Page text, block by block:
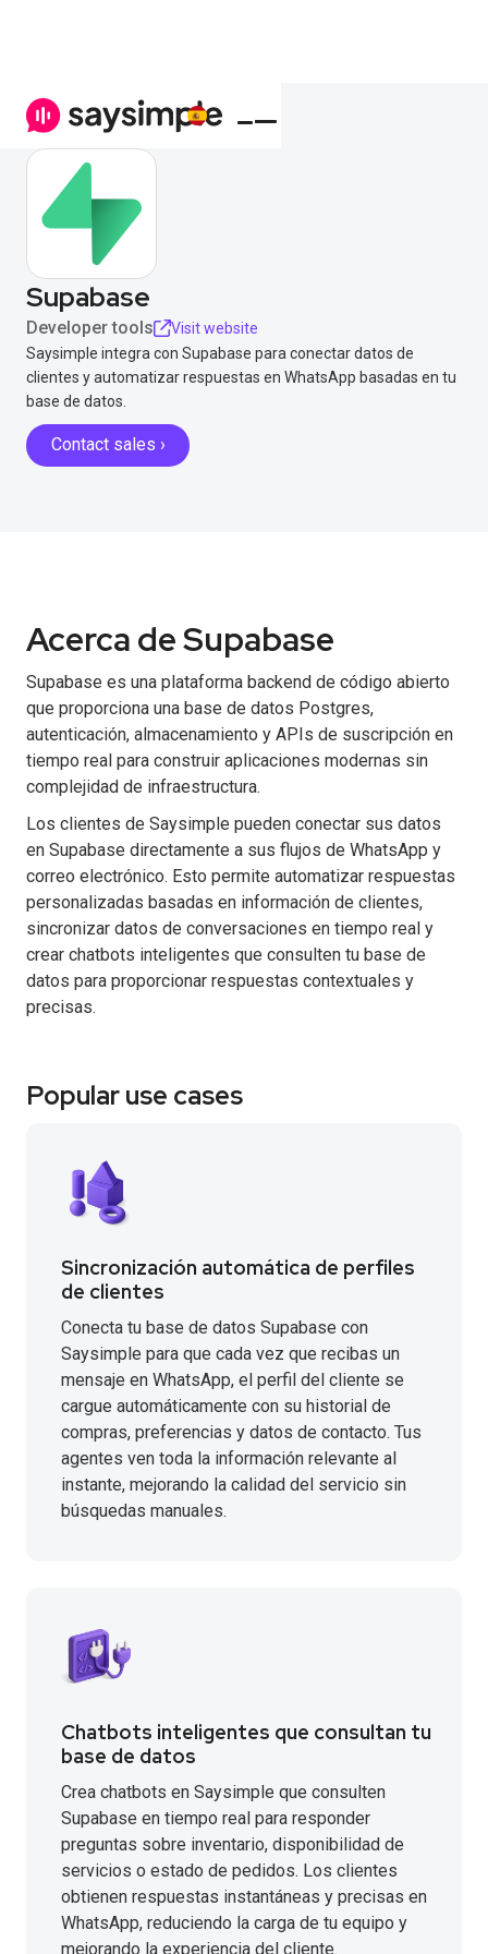
Supabase
Developer tools
Visit website
Saysimple integra con Supabase para conectar datos de
clientes y automatizar respuestas en WhatsApp basadas en tu
base de datos.
Contact sales ›
Acerca de Supabase
Supabase es una plataforma backend de código abierto
que proporciona una base de datos Postgres,
autenticación, almacenamiento y APIs de suscripción en
tiempo real para construir aplicaciones modernas sin
complejidad de infraestructura.
Los clientes de Saysimple pueden conectar sus datos
en Supabase directamente a sus flujos de WhatsApp y
correo electrónico. Esto permite automatizar respuestas
personalizadas basadas en información de clientes,
sincronizar datos de conversaciones en tiempo real y
crear chatbots inteligentes que consulten tu base de
datos para proporcionar respuestas contextuales y
precisas.
Popular use cases
Sincronización automática de perfiles
de clientes
Conecta tu base de datos Supabase con
Saysimple para que cada vez que recibas un
mensaje en WhatsApp, el perfil del cliente se
cargue automáticamente con su historial de
compras, preferencias y datos de contacto. Tus
agentes ven toda la información relevante al
instante, mejorando la calidad del servicio sin
búsquedas manuales.
Chatbots inteligentes que consultan tu
base de datos
Crea chatbots en Saysimple que consulten
Supabase en tiempo real para responder
preguntas sobre inventario, disponibilidad de
servicios o estado de pedidos. Los clientes
obtienen respuestas instantáneas y precisas en
WhatsApp, reduciendo la carga de tu equipo y
mejorando la experiencia del cliente.